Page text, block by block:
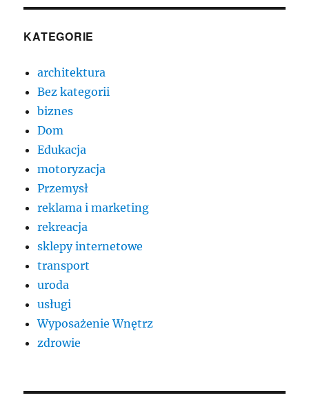
KATEGORIE
architektura
Bez kategorii
biznes
Dom
Edukacja
motoryzacja
Przemysł
reklama i marketing
rekreacja
sklepy internetowe
transport
uroda
usługi
Wyposażenie Wnętrz
zdrowie